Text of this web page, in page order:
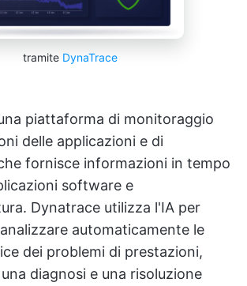
tramite DynaTrace
piattaforma di monitoraggio
delle applicazioni e di
fornisce informazioni in tempo
software e
Dynatrace utilizza l'IA per
automaticamente le
dei problemi di prestazioni,
diagnosi e una risoluzione